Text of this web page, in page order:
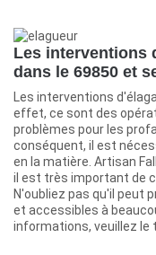
Les interventions
dans le 69850 et
Les interventions
effet, ce sont des
problèmes pour les
conséquent, il est
en la matière. Artisan
il est très important de
N'oubliez pas qu'il peut
et accessibles à
informations, veuillez le